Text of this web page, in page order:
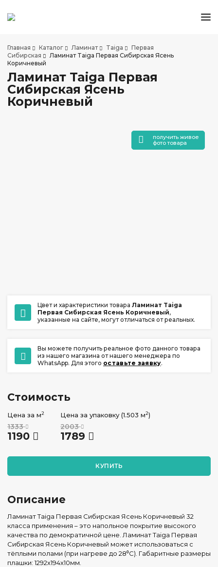
АКЦИИ И СКИДКИ
О КОМПАНИИ
НАШИ МАГАЗИНЫ
ДОСТАВКА И ОПЛАТА
Главная Каталог Ламинат Taiga
Первая
Сибирская
Ламинат Taiga Первая Сибирская Ясень
Коричневый
Ламинат Taiga Первая
Сибирская Ясень
Коричневый
получить живое
фото товара
Цвет и характеристики товара Ламинат Taiga
Первая Сибирская Ясень Коричневый,
указанные на сайте, могут отличаться от реальных.
Вы можете получить реальное фото данного товара
из нашего магазина от нашего менеджера по
WhatsApp. Для этого оставьте заявку.
Стоимость
Цена за м2
1333
1190
Цена за упаковку (1.503 м2)
2003
1789
КУПИТЬ
Описание
Ламинат Taiga Первая Сибирская Ясень Коричневый 32
класса применения – это напольное покрытие высокого
качества по демократичной цене. Ламинат Taiga Первая
Сибирская Ясень Коричневый может использоваться с
тёплыми полами (при нагреве до 28⁰С). Габаритные размеры
плашки: 1292x194x10мм.